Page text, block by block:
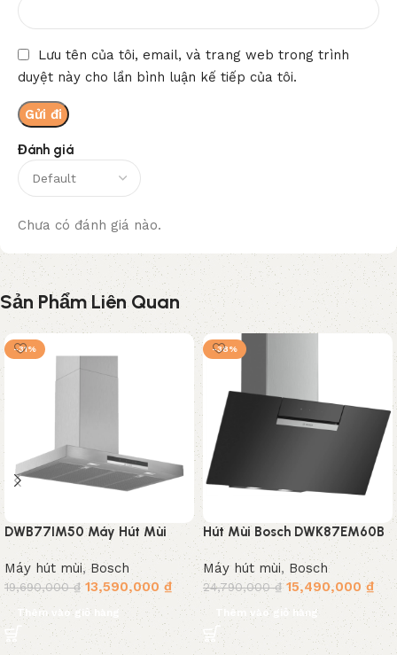
Đánh giá
Chưa có đánh giá nào.
Lưu tên của tôi, email, và trang web trong trình
duyệt này cho lần bình luận kế tiếp của tôi.
Sản Phẩm Liên Quan
-31%
DWB77IM50 Máy Hút Mùi
Bosch Thiết Kế Đẳng Cấp Hút
Mùi Khỏe
Máy hút mùi,Bosch
19,690,000₫ 13,590,000 ₫
Thêm vào giỏ hàng
-38%
Hút Mùi Bosch DWK87EM60B
Model 2022 mới nhất
Máy hút mùi, Bosch
24,790,000₫ 15,490,000₫
Thêm vào giỏ hàng